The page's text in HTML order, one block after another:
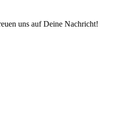
uns auf Deine Nachricht!